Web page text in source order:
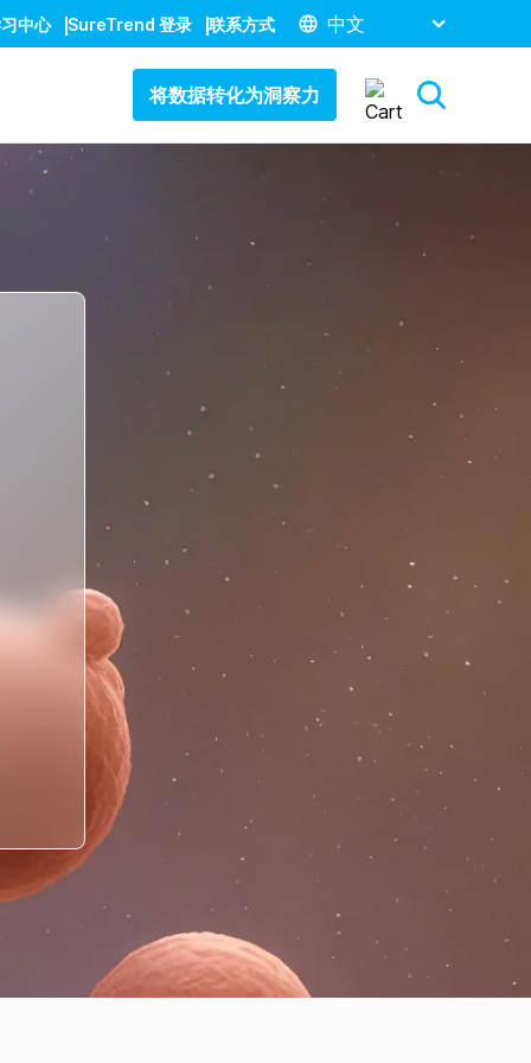
中心 SureTrend 登录 联系方式 中文
将数据转化为洞察力